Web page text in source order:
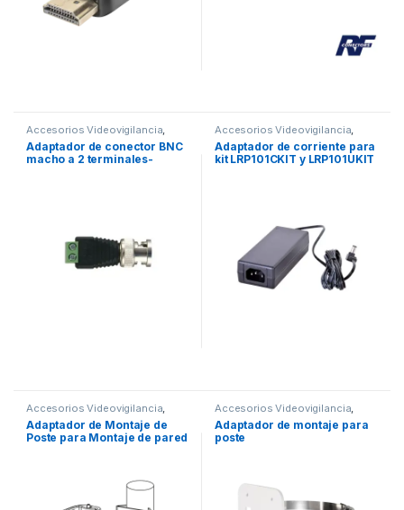
Accesorios Videovigilancia,
Cables y Conectores
Videovigilancia
Adaptador de conector BNC
macho a 2 terminales-
Accesorios Videovigilancia,
Energia Videovigilancia
Adaptador de corriente para
kit LRP101CKIT y LRP101UKIT
Accesorios Videovigilancia,
Videovigilancia
Adaptador de Montaje de
Poste para Montaje de pared
Accesorios Videovigilancia,
Videovigilancia
Adaptador de montaje para
poste